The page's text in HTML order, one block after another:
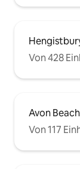
Von 428
Avon Beach
Von 117